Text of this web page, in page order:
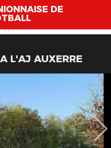
DE
L'AJ AUXERRE